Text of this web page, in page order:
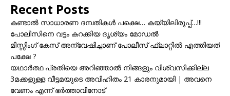
Recent Posts
കണ്ടാൽ സാധാരണ ദമ്പതികൾ പക്ഷെ… കയ്യിലിരുപ്പ്…!!!
പോലീസിനെ വട്ടം കറക്കിയ ദൃശ്യം മോഡല്‍
മിസ്സിംഗ് കേസ് അന്വേഷിച്ചാണ് പോലീസ് ഫ്ലാറ്റിൽ എത്തിയത്
പക്ഷേ ?
യഥാർത്ഥ പ്രതിയെ അറിഞ്ഞാൽ നിങ്ങളും വിശ്വസിക്കില്ല
3മക്കളുള്ള വീട്ടമയുടെ അവിഹിതം 21 കാരനുമായി | അവനെ
വേണം എന്ന് ഭർത്താവിനോട്